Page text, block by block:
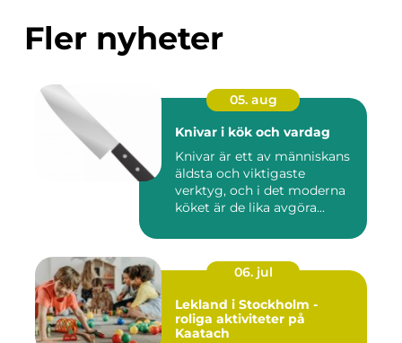
Fler nyheter
05. aug
Knivar i kök och vardag
Knivar är ett av människans
äldsta och viktigaste
verktyg, och i det moderna
köket är de lika avgöra...
06. jul
Lekland i Stockholm -
roliga aktiviteter på
Kaatach